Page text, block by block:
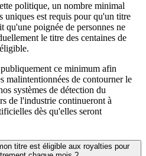
politique, un nombre minimal
uniques est requis pour qu'un titre
qu'une poignée de personnes ne
le titre des centaines de
ce minimum afin
malintentionnées de contourner le
systèmes de détection du
de l'industrie continueront à
dès qu'elles seront
titre est éligible aux royalties pour